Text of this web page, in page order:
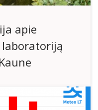
apie